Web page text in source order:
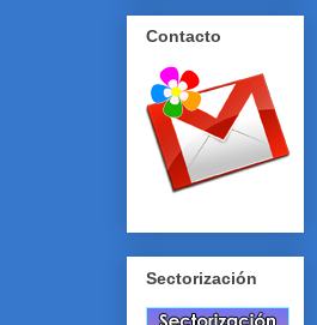
Contacto
Sectorización